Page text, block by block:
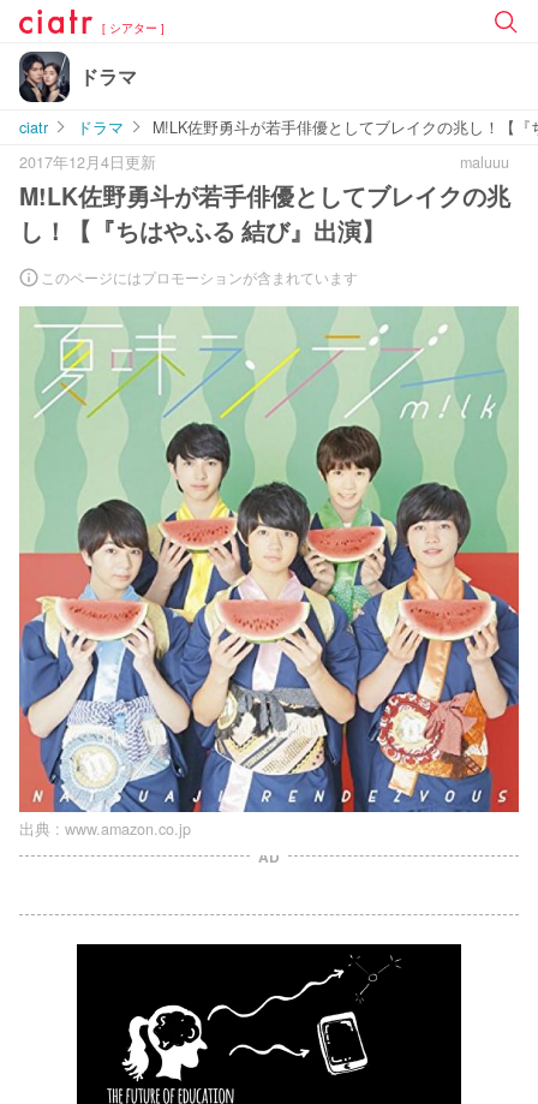
[ シアター ]
ドラマ
ciatr ドラマ
M!LK佐野勇斗が若手俳優としてブレイクの兆し！【
2017年12月4日更新
maluuu
M!LK佐野勇斗が若手俳優としてブレイクの兆
し！【『ちはやふる 結び』出演】
このページにはプロモーションが含まれています
出典 : www.amazon.co.jp
AD